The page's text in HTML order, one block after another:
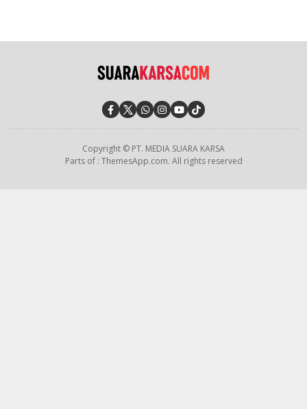
Copyright © PT. MEDIA SUARA KARSA
Parts of : ThemesApp.com. All rights reserved